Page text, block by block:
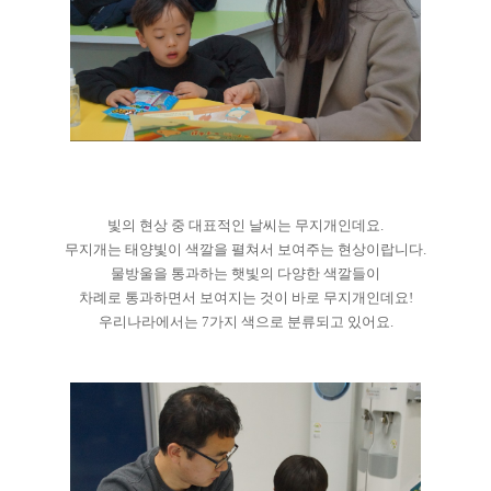
빛의 현상 중 대표적인 날씨는 무지개인데요.
무지개는 태양빛이 색깔을 펼쳐서 보여주는 현상이랍니다.
물방울을 통과하는 햇빛의 다양한 색깔들이
차례로 통과하면서 보여지는 것이 바로 무지개인데요!
우리나라에서는 7가지 색으로 분류되고 있어요.